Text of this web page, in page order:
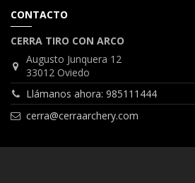
CONTACTO
CERRA TIRO CON ARCO
Augusto Junquera 12
33012 Oviedo
Llámanos ahora: 985111444
cerra@cerraarchery.com